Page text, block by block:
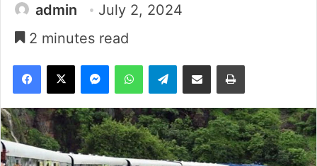
admin
July 2, 2024
2 minutes read
Facebook
X MessengerWhatsAppTelegramShare via Email Print